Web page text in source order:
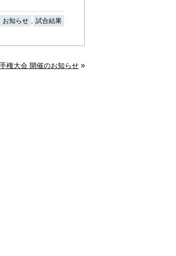
お知らせ 試合結果
権大会 開催のお知らせ »